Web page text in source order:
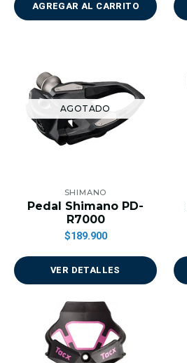
AGREGAR AL CARRITO
AGOTADO
SHIMANO
Pedal Shimano PD-
R7000
$189.900
VER DETALLES